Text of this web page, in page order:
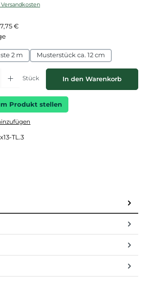
€
2 m Musterstück ca. 12 cm
gewünschten Wert ein oder benutze die
Stück In den Warenkorb
Produkt stellen
x13-TL.3